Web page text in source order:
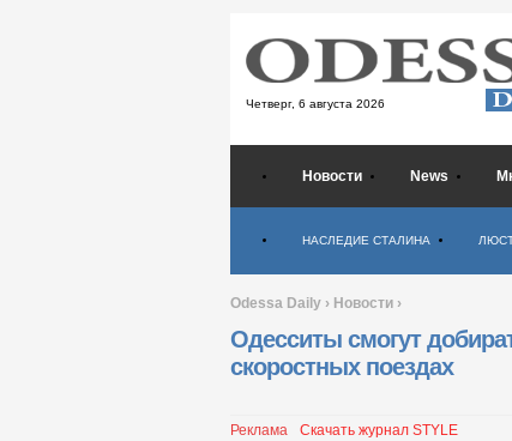
Четверг, 6 августа 2026
Новости News
НАСЛЕДИЕ СТАЛИНА
Odessa Daily › Новости ›
Одесситы смогут
скоростных поездах
Реклама Скачать журнал STYLE